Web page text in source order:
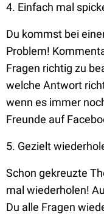
4. Einfach mal
Du kommst bei
Problem!
Fragen richtig zu
welche Antwort
wenn es immer
Freunde auf
5. Gezielt
Schon gekreuzte
mal wiederholen!
Du alle Fragen